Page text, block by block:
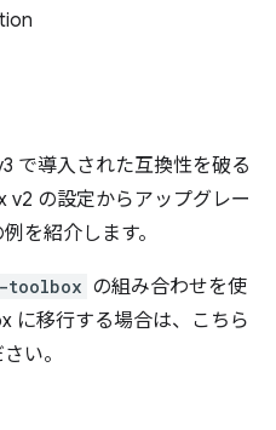
で導入された互換性を破る
の設定からアップグレー
を紹介します。
toolbox の組み合わせを使
に移行する場合は、こちら
い。